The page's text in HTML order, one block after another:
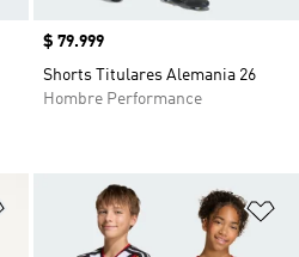
Precio
$ 79.999
Shorts Titulares Alemania 26
Hombre Performance
Añadir a la lista de deseos